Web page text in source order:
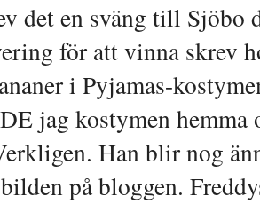
det en sväng till Sjöbo
för att vinna skrev
i Pyjamas-
jag kostymen
Han blir nog
på bloggen.